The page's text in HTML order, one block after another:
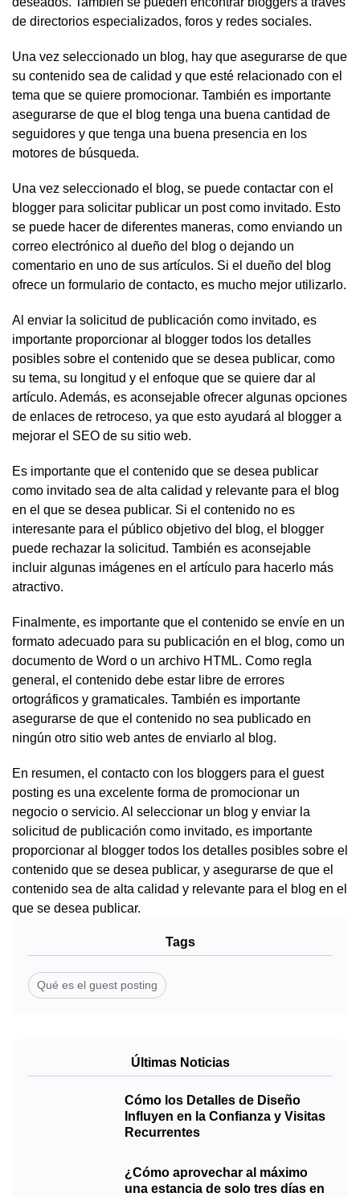
de directorios especializados, foros y redes sociales.
Una vez seleccionado un blog, hay que asegurarse de que
su contenido sea de calidad y que esté relacionado con el
tema que se quiere promocionar. También es importante
asegurarse de que el blog tenga una buena cantidad de
seguidores y que tenga una buena presencia en los
motores de búsqueda.
Una vez seleccionado el blog, se puede contactar con el
blogger para solicitar publicar un post como invitado. Esto
se puede hacer de diferentes maneras, como enviando un
correo electrónico al dueño del blog o dejando un
comentario en uno de sus artículos. Si el dueño del blog
ofrece un formulario de contacto, es mucho mejor utilizarlo.
Al enviar la solicitud de publicación como invitado, es
importante proporcionar al blogger todos los detalles
posibles sobre el contenido que se desea publicar, como
su tema, su longitud y el enfoque que se quiere dar al
artículo. Además, es aconsejable ofrecer algunas opciones
de enlaces de retroceso, ya que esto ayudará al blogger a
mejorar el SEO de su sitio web.
Es importante que el contenido que se desea publicar
como invitado sea de alta calidad y relevante para el blog
en el que se desea publicar. Si el contenido no es
interesante para el público objetivo del blog, el blogger
puede rechazar la solicitud. También es aconsejable
incluir algunas imágenes en el artículo para hacerlo más
atractivo.
Finalmente, es importante que el contenido se envíe en un
formato adecuado para su publicación en el blog, como un
documento de Word o un archivo HTML. Como regla
general, el contenido debe estar libre de errores
ortográficos y gramaticales. También es importante
asegurarse de que el contenido no sea publicado en
ningún otro sitio web antes de enviarlo al blog.
En resumen, el contacto con los bloggers para el guest
posting es una excelente forma de promocionar un
negocio o servicio. Al seleccionar un blog y enviar la
solicitud de publicación como invitado, es importante
proporcionar al blogger todos los detalles posibles sobre el
contenido que se desea publicar, y asegurarse de que el
contenido sea de alta calidad y relevante para el blog en el
que se desea publicar.
Tags
Qué es el guest posting
Últimas Noticias
Cómo los Detalles de Diseño
Influyen en la Confianza y Visitas
Recurrentes
¿Cómo aprovechar al máximo
una estancia de solo tres días en